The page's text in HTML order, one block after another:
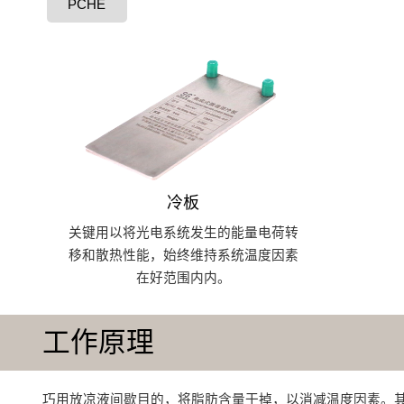
PCHE
冷板
关键用以将光电系统发生的能量电荷转
移和散热性能，始终维持系统温度因素
在好范围内内。
工作原理
巧用放凉液间歇目的，将脂肪含量干掉，以消减温度因素‌。